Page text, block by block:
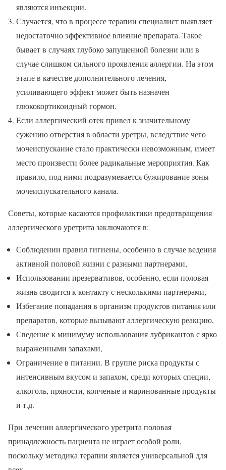
являются инъекции.
Случается, что в процессе терапии специалист выявляет
недостаточно эффективное влияние препарата. Такое
бывает в случаях глубоко запущенной болезни или в
случае слишком сильного проявления аллергии. На этом
этапе в качестве дополнительного лечения,
усиливающего эффект может быть назначен
глюкокортикоидный гормон.
Если аллергический отек привел к значительному
сужению отверстия в области уретры, вследствие чего
мочеиспускание стало практически невозможным, имеет
место произвести более радикальные мероприятия. Как
правило, под ними подразумевается бужирование зоны
мочеиспускательного канала.
Советы, которые касаются профилактики предотвращения
аллергического уретрита заключаются в:
Соблюдении правил гигиены, особенно в случае ведения
активной половой жизни с разными партнерами,
Использовании презервативов, особенно, если половая
жизнь сводится к контакту с несколькими партнерами,
Избегание попадания в организм продуктов питания или
препаратов, которые вызывают аллергическую реакцию,
Сведение к минимуму использования лубрикантов с ярко
выраженными запахами,
Ограничение в питании. В группе риска продукты с
интенсивным вкусом и запахом, среди которых специи,
алкоголь, пряности, копченые и маринованные продукты
и т.д.
При лечении аллергического уретрита половая
принадлежность пациента не играет особой роли,
поскольку методика терапии является универсальной для